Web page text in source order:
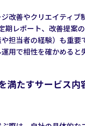
改善やクリエイティブ
期レポート、改善提案
担当者の経験）も重要
用で相性を確かめると
満たすサービス内